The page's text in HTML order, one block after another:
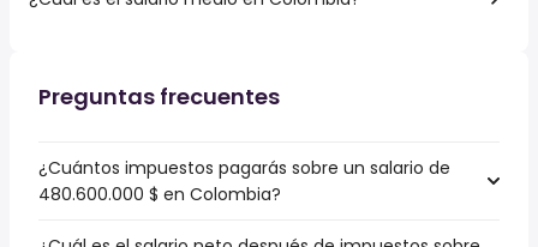
Preguntas frecuentes
¿Cuántos impuestos pagarás sobre un salario de
480.600.000 $ en Colombia?